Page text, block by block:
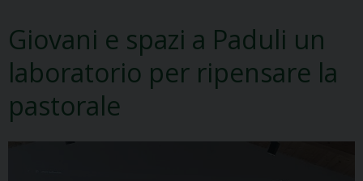
Giovani e spazi a Paduli un
laboratorio per ripensare la
pastorale